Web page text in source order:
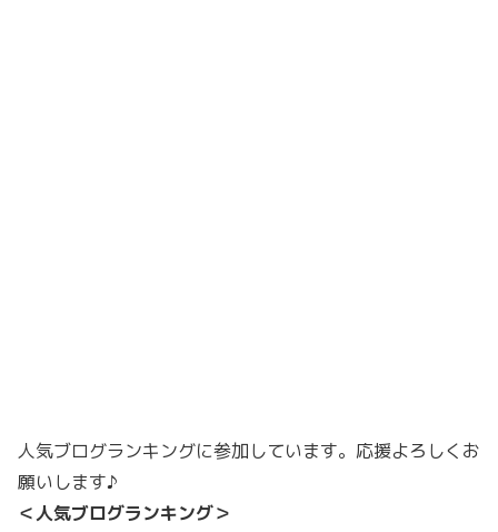
人気ブログランキングに参加しています。応援よろしくお
願いします♪
＜人気ブログランキング＞